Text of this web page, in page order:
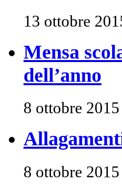
13 ottobre
Mensa
dell’anno
8 ottobre 2015
8 ottobre 2015